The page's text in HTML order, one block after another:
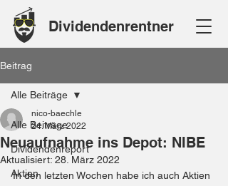
Dividendenrentner
Beitrag
Alle Beiträge
Dividendenreport
Aktien
Alle Beiträge
Neuaufnahme ins Depot: NIBE
nico-baechle
24. März 2022
Aktualisiert: 28. März 2022
In den letzten Wochen habe ich auch Aktien